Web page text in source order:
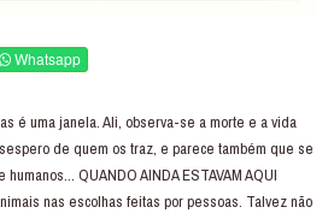
Whatsapp
é uma janela. Ali, observa-se a morte e a vida
de quem os traz, e parece também que se
QUANDO AINDA ESTAVAM AQUI
nas escolhas feitas por pessoas. Talvez não